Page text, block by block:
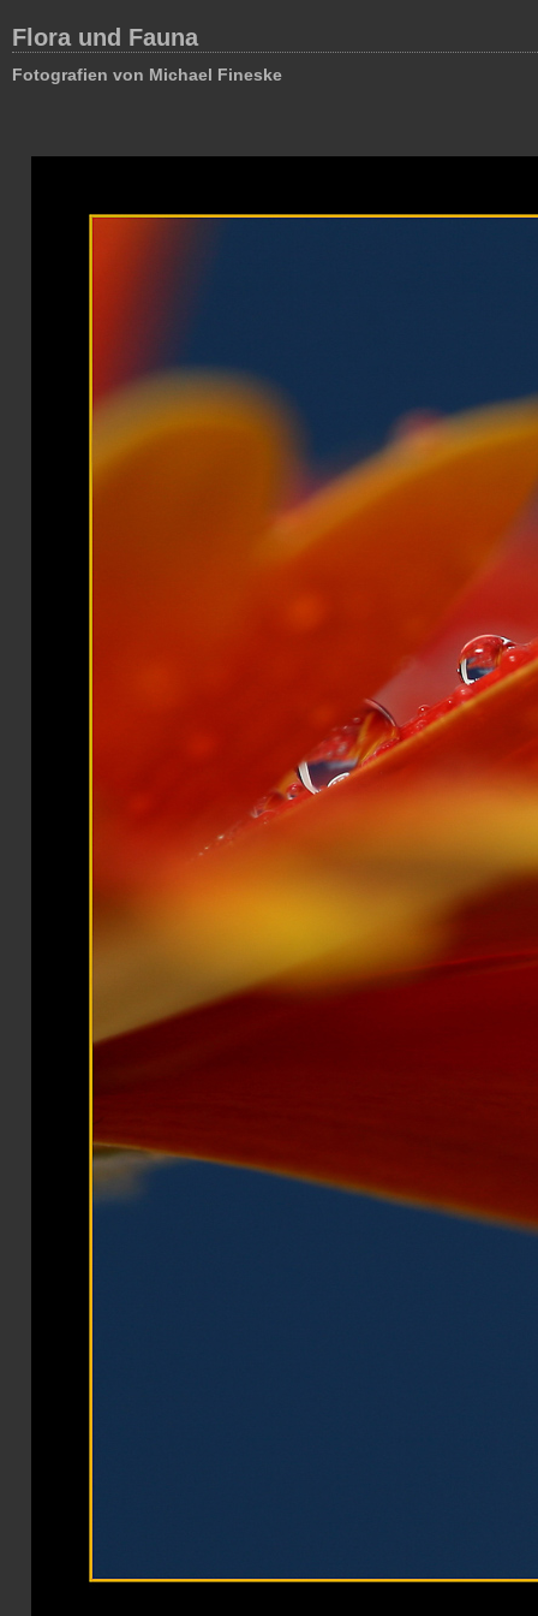
Flora und Fauna
Fotografien von Michael Fineske